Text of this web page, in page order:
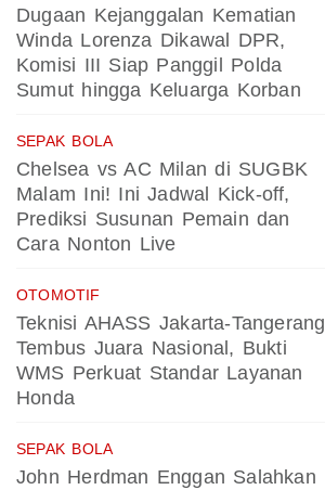
Dugaan Kejanggalan Kematian
Winda Lorenza Dikawal DPR,
Komisi III Siap Panggil Polda
Sumut hingga Keluarga Korban
SEPAK BOLA
Chelsea vs AC Milan di SUGBK
Malam Ini! Ini Jadwal Kick-off,
Prediksi Susunan Pemain dan
Cara Nonton Live
OTOMOTIF
Teknisi AHASS Jakarta-Tangerang
Tembus Juara Nasional, Bukti
WMS Perkuat Standar Layanan
Honda
SEPAK BOLA
John Herdman Enggan Salahkan